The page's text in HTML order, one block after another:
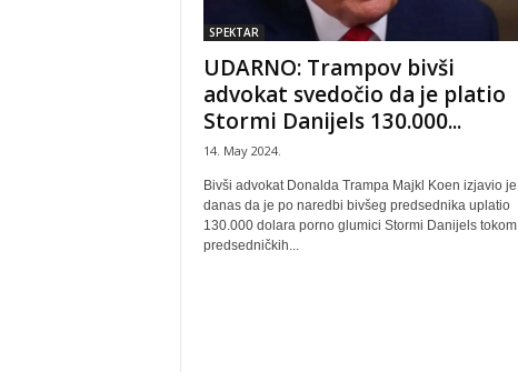
SPEKTAR
UDARNO: Trampov bivši
advokat svedočio da je platio
Stormi Danijels 130.000...
14. May 2024.
Bivši advokat Donalda Trampa Majkl Koen izjavio je
danas da je po naredbi bivšeg predsednika uplatio
130.000 dolara porno glumici Stormi Danijels tokom
predsedničkih...